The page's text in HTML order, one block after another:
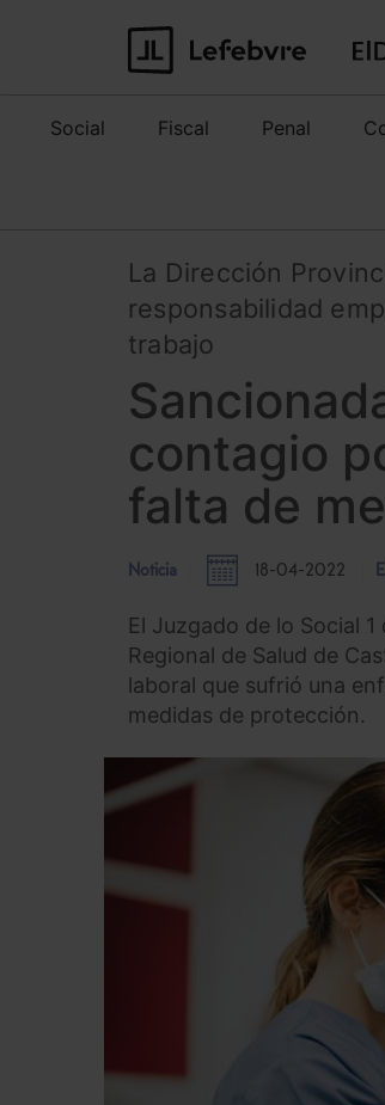
Social Fiscal Penal
La Dirección
responsabilidad
trabajo
contagio
falta de
Noticia 18-04-2022
El Juzgado de lo Social
Regional de Salud de
laboral que sufrió una
medidas de protección.